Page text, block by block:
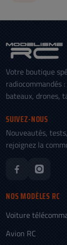
Votre boutique
radiocommandés
bateaux, drones,
SUIVEZ-NOUS
Nouveautés,
rejoignez la
NOS MODÈLES RC
Voiture
Avion RC